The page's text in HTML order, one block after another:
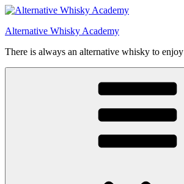
Videre
indhold
Alternative Whisky Academy
There is always an alternative whisky to enjoy